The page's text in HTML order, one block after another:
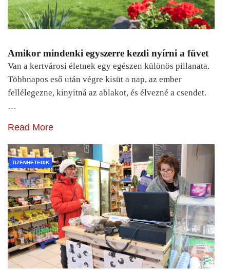
Amikor mindenki egyszerre kezdi nyírni a füvet
Van a kertvárosi életnek egy egészen különös pillanata.
Többnapos eső után végre kisüt a nap, az ember
fellélegezne, kinyitná az ablakot, és élvezné a csendet.
…
Read More
TIZENHETEDIK